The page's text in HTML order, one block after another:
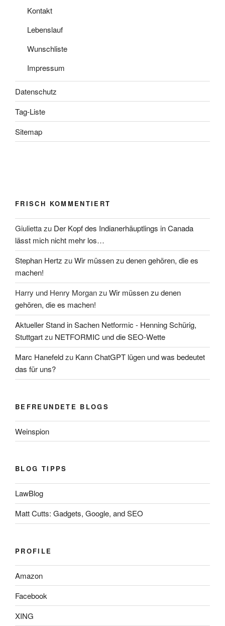
Kontakt
Lebenslauf
Wunschliste
Impressum
Datenschutz
Tag-Liste
Sitemap
FRISCH KOMMENTIERT
Giuliettazu Der Kopf des Indianerhäuptlings in Canada
lässt mich nicht mehr los…
Stephan Hertz zuWir müssen zu denen gehören, die es
machen!
Harry und Henry MorganzuWir müssen zu denen
gehören, die es machen!
Aktueller Stand in Sachen Netformic - Henning Schürig,
Stuttgartzu NETFORMIC und die SEO-Wette
Marc Hanefeldzu Kann ChatGPT lügen und was bedeutet
das für uns?
BEFREUNDETE BLOGS
Weinspion
BLOG TIPPS
LawBlog
Matt Cutts: Gadgets, Google, and SEO
PROFILE
Amazon
Facebook
XING